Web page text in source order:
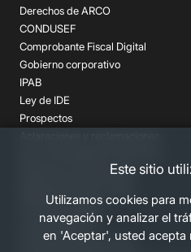
Este sitio
Utilizamos cookies para
navegación y analizar el
en 'Aceptar', usted
Derechos de ARCO
CONDUSEF
Comprobante Fiscal Digital
Gobierno corporativo
IPAB
Ley de IDE
Prospectos
Despachos de Cobranza
Términos Legales
Canales Banorte
Personas Desaparecidas